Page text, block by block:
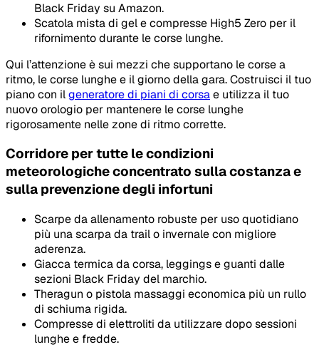
Black Friday su Amazon.
Scatola mista di gel e compresse High5 Zero per il
rifornimento durante le corse lunghe.
Qui l’attenzione è sui mezzi che supportano le corse a
ritmo, le corse lunghe e il giorno della gara. Costruisci il tuo
piano con ilgeneratore di piani di corsae utilizza il tuo
nuovo orologio per mantenere le corse lunghe
rigorosamente nelle zone di ritmo corrette.
Corridore per tutte le condizioni
meteorologiche concentrato sulla costanza e
sulla prevenzione degli infortuni
Scarpe da allenamento robuste per uso quotidiano
più una scarpa da trail o invernale con migliore
aderenza.
Giacca termica da corsa, leggings e guanti dalle
sezioni Black Friday del marchio.
Theragun o pistola massaggi economica più un rullo
di schiuma rigida.
Compresse di elettroliti da utilizzare dopo sessioni
lunghe e fredde.